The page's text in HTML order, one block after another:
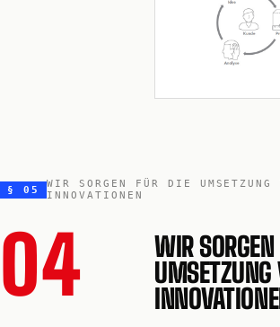
§ 05
WIR SORGEN FÜR DIE UMSETZUNG
INNOVATIONEN
04
WIR
UMSETZUNG